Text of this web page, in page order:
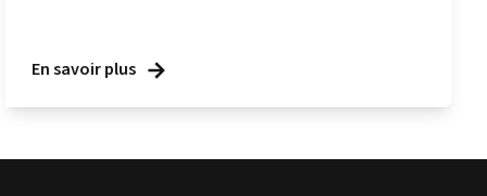
En savoir plus